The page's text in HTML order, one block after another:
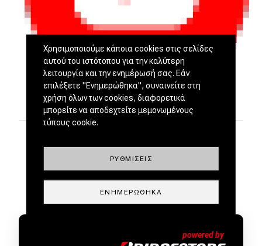
Χρησιμοποιούμε κάποια cookies στις σελίδες
αυτού του ιστότοπου για την καλύτερη
λειτουργία και την ενημέρωσή σας. Εάν
επιλέξετε "Ενημερώθηκα", συναινείτε στη
χρήση όλων των cookies, διαφορετικά
μπορείτε να αποδεχτείτε μεμονωμένους
τύπους cookie.
ΡΥΘΜΊΣΕΙΣ
ΕΝΗΜΕΡΏΘΗΚΑ